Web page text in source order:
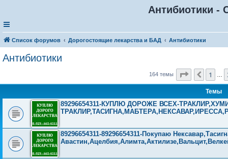
Антибиотики -
Список форумов Дорогостоящие лекарства и БАД Антибиотики
Антибиотики
164 темы Страница
Пред.
1
Темы
89296654311-КУПЛЮ ДОРОЖЕ ВСЕХ-
89296654311-89296654311-Покупаю